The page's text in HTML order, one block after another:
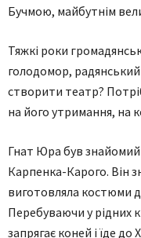
Бучмою, майбутнім
Тяжкі роки
голодомор, радянський
створити театр?
на його утримання,
Гнат Юра був
Карпенка-Карого. Він
виготовляла костюми
Перебуваючи у рідних
запрягає коней і їде